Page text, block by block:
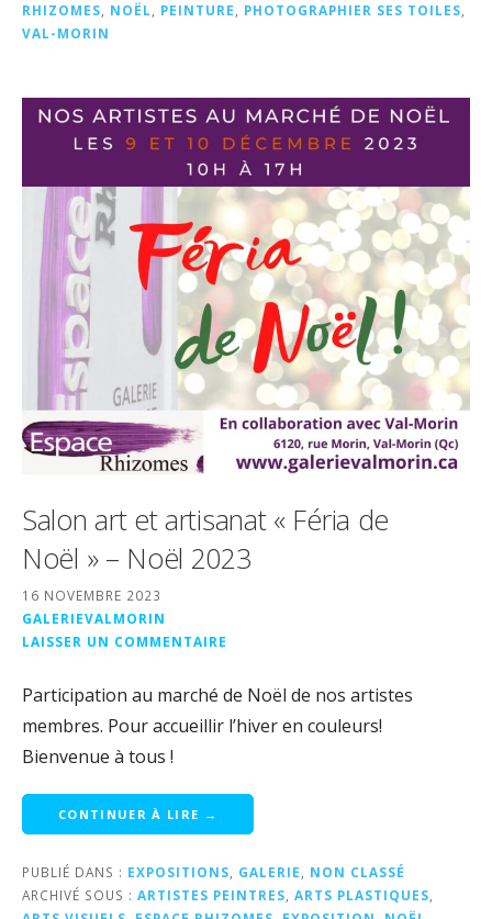
RHIZOMES, NOËL, PEINTURE, PHOTOGRAPHIER SES TOILES,
VAL-MORIN
Salon art et artisanat « Féria de
Noël » – Noël 2023
16 NOVEMBRE 2023
GALERIEVALMORIN
LAISSER UN COMMENTAIRE
Participation au marché de Noël de nos artistes
membres. Pour accueillir l’hiver en couleurs!
Bienvenue à tous !
CONTINUER À LIRE →
PUBLIÉ DANS : EXPOSITIONS GALERIE
NON CLASSÉ
ARCHIVÉ SOUS : ARTISTES PEINTRES ARTS PLASTIQUES